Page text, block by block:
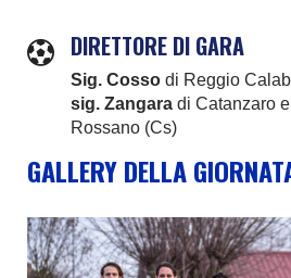
DIRETTORE DI GARA
Sig. Cosso di Reggio
sig. Zangara di Catanzaro e
Rossano (Cs)
GALLERY DELLA